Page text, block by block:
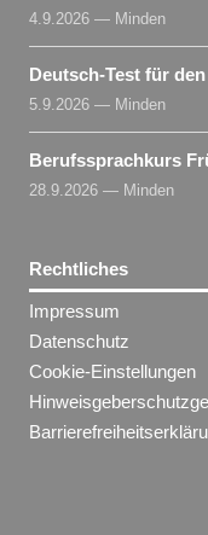
4.9.2026 — Minden
Deutsch-Test für
5.9.2026 — Minden
Berufssprachkurs
28.9.2026 — Minden
Rechtliches
Impressum
Datenschutz
Cookie-Einstellungen